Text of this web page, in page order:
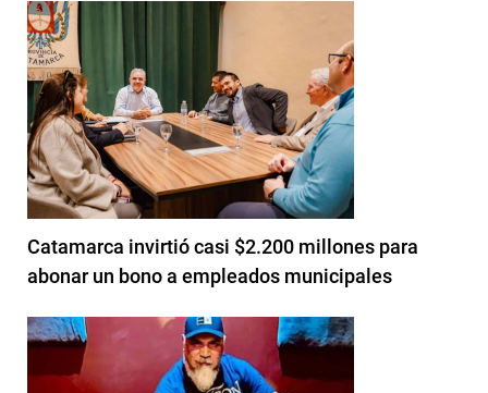
Catamarca invirtió casi $2.200 millones para
abonar un bono a empleados municipales